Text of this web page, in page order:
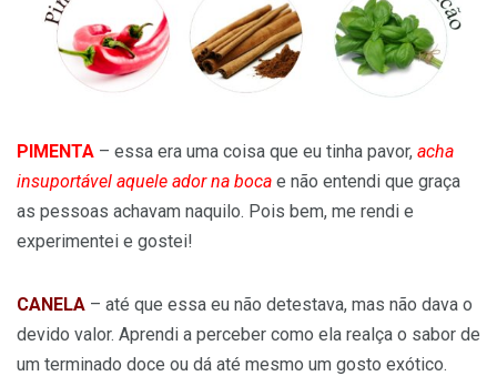
PIMENTA – essa era uma coisa que eu tinha pavor, acha
insuportável aquele ador na boca e não entendi que graça
as pessoas achavam naquilo. Pois bem, me rendi e
experimentei e gostei!
CANELA – até que essa eu não detestava, mas não dava o
devido valor. Aprendi a perceber como ela realça o sabor de
um terminado doce ou dá até mesmo um gosto exótico.